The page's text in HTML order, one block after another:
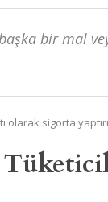
bir mal
olarak sigorta